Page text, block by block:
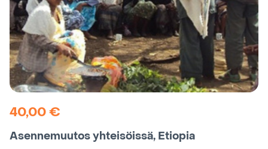
40,00€
Asennemuutos yhteisöissä, Etiopia